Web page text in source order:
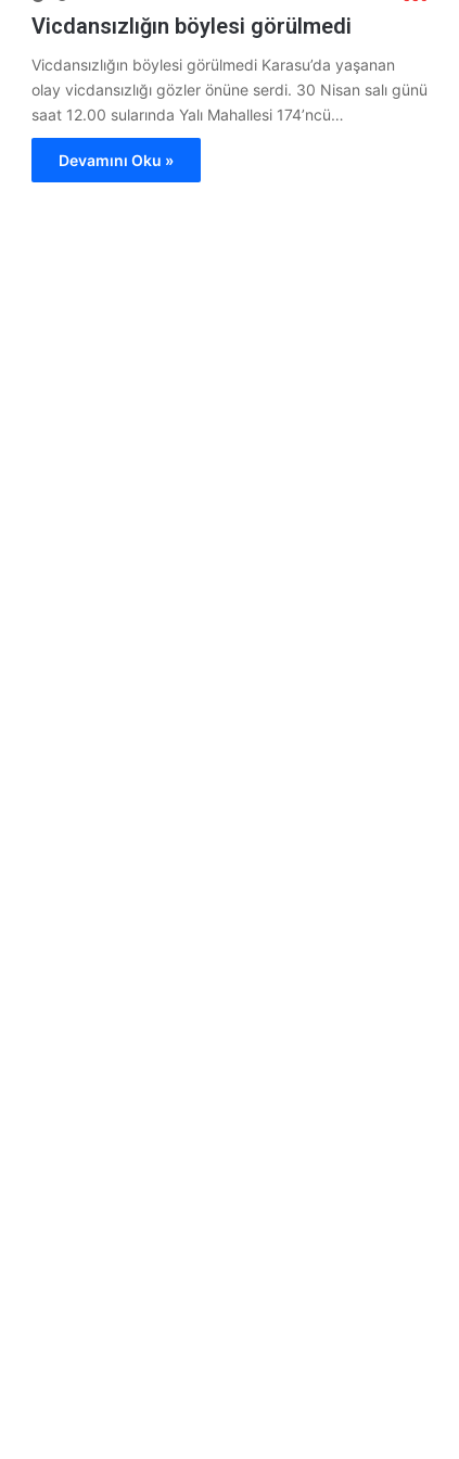
Vicdansızlığın böylesi görülmedi
Vicdansızlığın böylesi görülmedi Karasu’da yaşanan
olay vicdansızlığı gözler önüne serdi. 30 Nisan salı günü
saat 12.00 sularında Yalı Mahallesi 174’ncü…
Devamını Oku »